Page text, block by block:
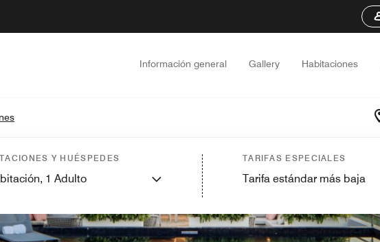
Información general Gallery Habitaciones
Y HUÉSPEDES
1 Adulto
TARIFAS ESPECIALES
Tarifa estándar más baja